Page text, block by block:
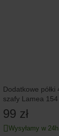
Dodatkowe półki 49cm dąb artisan do
szafy Lamea 154
99 zł
Wysyłamy w 24h